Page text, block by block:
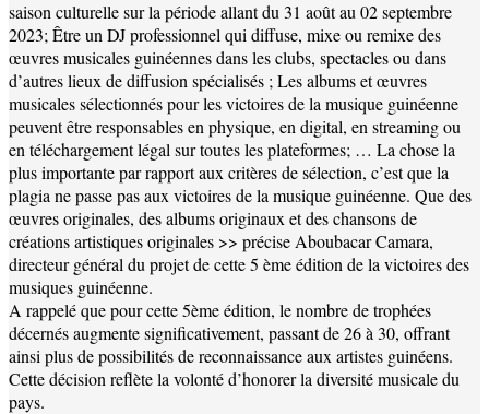
saison culturelle sur la période allant du 31 août au 02 septembre
2023; Être un DJ professionnel qui diffuse, mixe ou remixe des
œuvres musicales guinéennes dans les clubs, spectacles ou dans
d’autres lieux de diffusion spécialisés ; Les albums et œuvres
musicales sélectionnés pour les victoires de la musique guinéenne
peuvent être responsables en physique, en digital, en streaming ou
en téléchargement légal sur toutes les plateformes; … La chose la
plus importante par rapport aux critères de sélection, c’est que la
plagia ne passe pas aux victoires de la musique guinéenne. Que des
œuvres originales, des albums originaux et des chansons de
créations artistiques originales >> précise Aboubacar Camara,
directeur général du projet de cette 5 ème édition de la victoires des
musiques guinéenne.
A rappelé que pour cette 5ème édition, le nombre de trophées
décernés augmente significativement, passant de 26 à 30, offrant
ainsi plus de possibilités de reconnaissance aux artistes guinéens.
Cette décision reflète la volonté d’honorer la diversité musicale du
pays.